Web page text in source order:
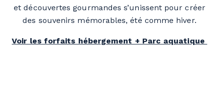
et découvertes gourmandes s’unissent pour créer
des souvenirs mémorables, été comme hiver.
Voir les forfaits hébergement + Parc aquatique